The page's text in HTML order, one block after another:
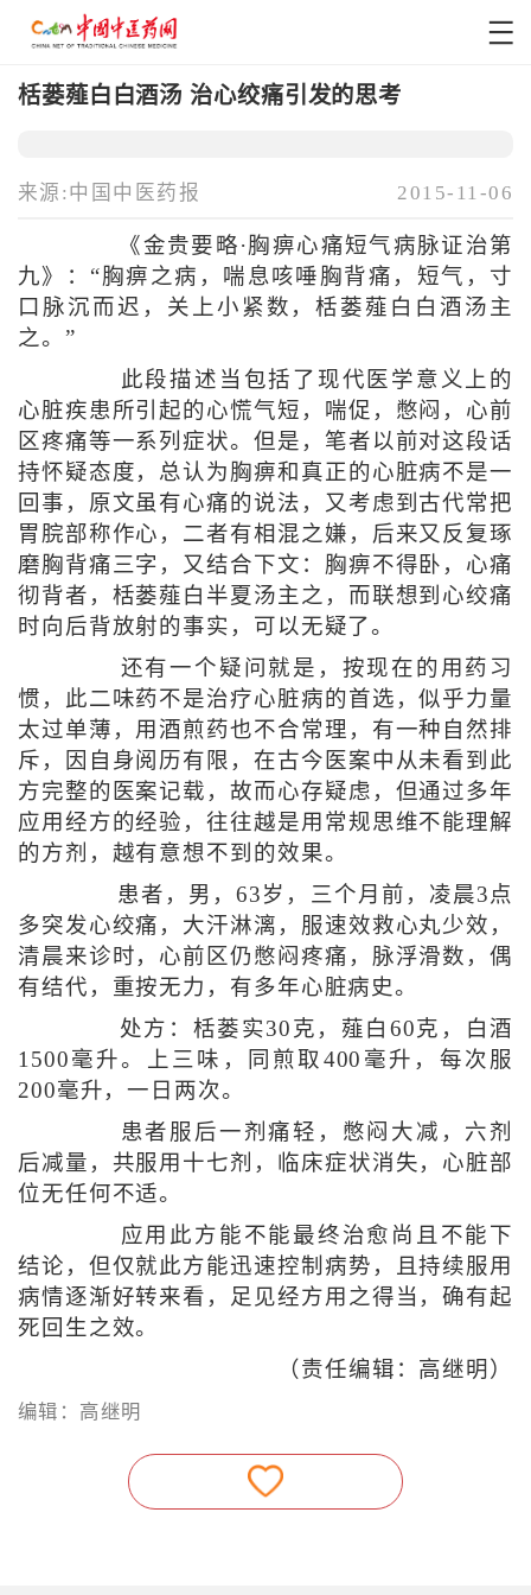
栝蒌薤白白酒汤 治心绞痛引发的思考
来源:中国中医药报 2015-11-06
《金贵要略·胸痹心痛短气病脉证治第
九》：“胸痹之病，喘息咳唾胸背痛，短气，寸
口脉沉而迟，关上小紧数，栝蒌薤白白酒汤主
之。”
此段描述当包括了现代医学意义上的
心脏疾患所引起的心慌气短，喘促，憋闷，心前
区疼痛等一系列症状。但是，笔者以前对这段话
持怀疑态度，总认为胸痹和真正的心脏病不是一
回事，原文虽有心痛的说法，又考虑到古代常把
胃脘部称作心，二者有相混之嫌，后来又反复琢
磨胸背痛三字，又结合下文：胸痹不得卧，心痛
彻背者，栝蒌薤白半夏汤主之，而联想到心绞痛
时向后背放射的事实，可以无疑了。
还有一个疑问就是，按现在的用药习
惯，此二味药不是治疗心脏病的首选，似乎力量
太过单薄，用酒煎药也不合常理，有一种自然排
斥，因自身阅历有限，在古今医案中从未看到此
方完整的医案记载，故而心存疑虑，但通过多年
应用经方的经验，往往越是用常规思维不能理解
的方剂，越有意想不到的效果。
患者，男，63岁，三个月前，凌晨3点
多突发心绞痛，大汗淋漓，服速效救心丸少效，
清晨来诊时，心前区仍憋闷疼痛，脉浮滑数，偶
有结代，重按无力，有多年心脏病史。
处方：栝蒌实30克，薤白60克，白酒
1500毫升。上三味，同煎取400毫升，每次服
200毫升，一日两次。
患者服后一剂痛轻，憋闷大减，六剂
后减量，共服用十七剂，临床症状消失，心脏部
位无任何不适。
应用此方能不能最终治愈尚且不能下
结论，但仅就此方能迅速控制病势，且持续服用
病情逐渐好转来看，足见经方用之得当，确有起
死回生之效。
（责任编辑：高继明）
编辑：高继明